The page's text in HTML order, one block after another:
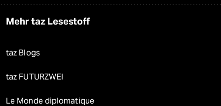
Mehr taz Lesestoff
taz Blogs
taz FUTURZWEI
Le Monde diplomatique